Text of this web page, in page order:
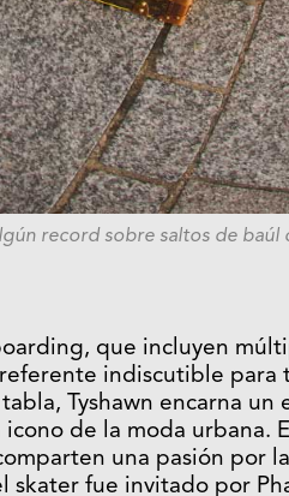
record sobre saltos de baúl
que incluyen
indiscutible para
Tyshawn encarna un
de la moda urbana.
una pasión por
skater fue invitado por